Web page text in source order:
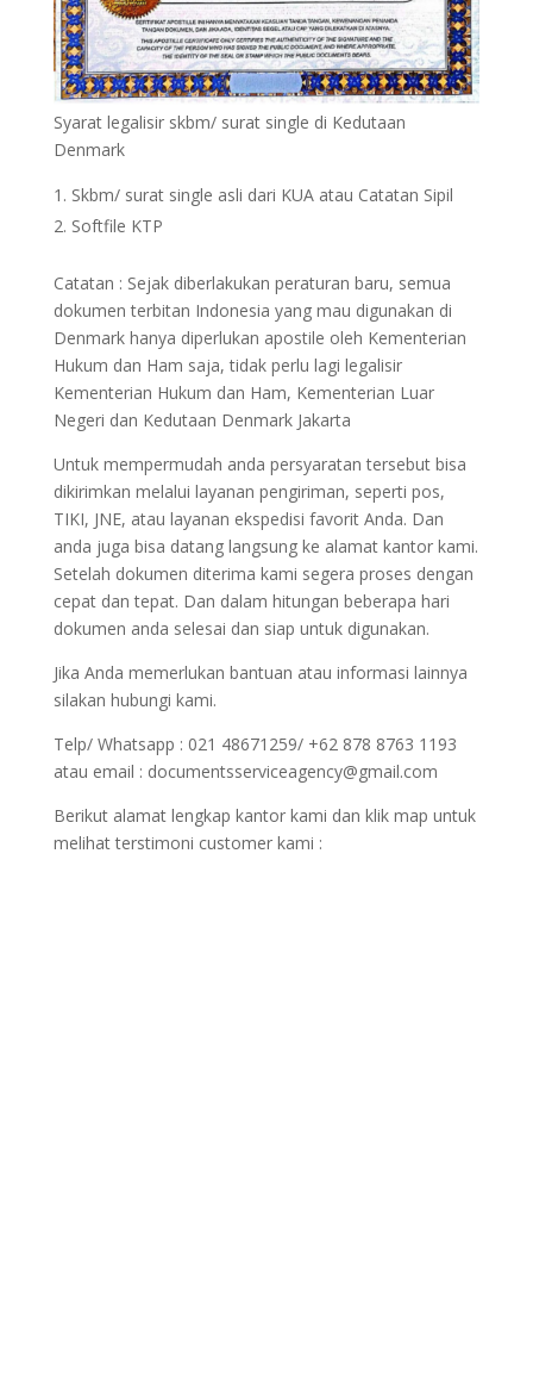
Syarat legalisir skbm/ surat single di Kedutaan
Denmark
Skbm/ surat single asli dari KUA atau Catatan Sipil
Softfile KTP
Catatan : Sejak diberlakukan peraturan baru, semua
dokumen terbitan Indonesia yang mau digunakan di
Denmark hanya diperlukan apostile oleh Kementerian
Hukum dan Ham saja, tidak perlu lagi legalisir
Kementerian Hukum dan Ham, Kementerian Luar
Negeri dan Kedutaan Denmark Jakarta
Untuk mempermudah anda persyaratan tersebut bisa
dikirimkan melalui layanan pengiriman, seperti pos,
TIKI, JNE, atau layanan ekspedisi favorit Anda. Dan
anda juga bisa datang langsung ke alamat kantor kami.
Setelah dokumen diterima kami segera proses dengan
cepat dan tepat. Dan dalam hitungan beberapa hari
dokumen anda selesai dan siap untuk digunakan.
Jika Anda memerlukan bantuan atau informasi lainnya
silakan hubungi kami.
Telp/ Whatsapp : 021 48671259/ +62 878 8763 1193
atau email : documentsserviceagency@gmail.com
Berikut alamat lengkap kantor kami dan klik map untuk
melihat terstimoni customer kami :